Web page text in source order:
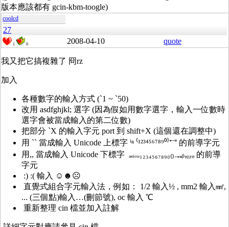
版本應該都有 gcin-kbm-toogle)
coolcd
27
1 0 2008-04-10 quote
我又把它搞複雜了 冏rz
加入
各種數字的輸入方式 (`1 ~ `50)
改用 asdfghjkl; 選字 (因為假如用數字選字，輸入一位數時
選字會被當成輸入的第二位數)
把部分 `X 的輸入字元 port 到 shift+X (這個還在調整中)
用 `` 當成輸入 Unicode 上標字 ⁱⁿ ⁽¹²³⁴⁵⁶⁷⁸⁹⁰⁾⁺⁻⁼ 的前導字元
用,, 當成輸入 Unicode 下標字 ₐₑᵢₒᵤ₁₂₃₄₅₆₇₈₉₀₍₎₋₊₌ᵦᵧᵨᵪᵩ 的前導
字元
:) :( 輸入 ☺☻☹
直覺式組合字元輸入法，例如： 1/2 輸入½ , mm2 輸入㎟,
... (三個點)輸入…(刪節號), oc 輸入 ℃
重新整理 cin 檔並加入註解